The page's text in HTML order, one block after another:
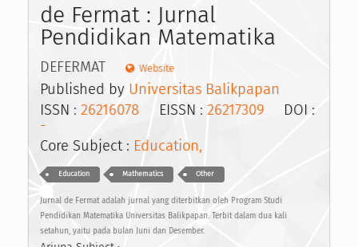
de Fermat : Jurnal
Pendidikan Matematika
DEFERMAT Website
Published by Universitas Balikpapan
ISSN : 26216078 EISSN : 26217309 DOI :
-
Core Subject : Education,
Education Mathematics Other
Jurnal de Fermat adalah jurnal yang diterbitkan oleh Program Studi
Pendidikan Matematika Universitas Balikpapan. Terbit dalam dua kali
setahun, yaitu pada bulan Juni dan Desember.